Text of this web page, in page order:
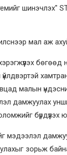
шинэчлэх"
бөгөөд
малын
дамжуулах
бүрдүүлэх
мэдээлэл
зорьж